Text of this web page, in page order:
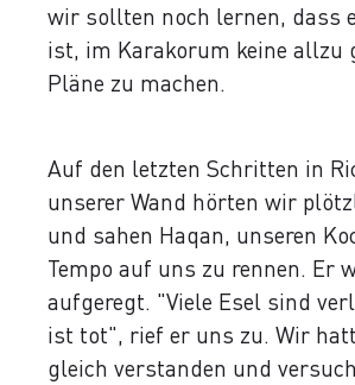
wir sollten noch lernen, dass
ist, im Karakorum keine allzu
Pläne zu machen.
Auf den letzten Schritten in
unserer Wand hörten wir
und sahen Haqan, unseren
Tempo auf uns zu rennen. Er
aufgeregt. "Viele Esel sind
ist tot", rief er uns zu. Wir
gleich verstanden und